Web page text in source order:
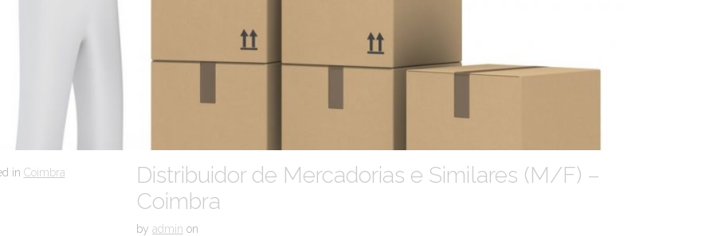
in Coimbra
Distribuidor de Mercadorias e Similares (M/F) –
Coimbra
by admin on